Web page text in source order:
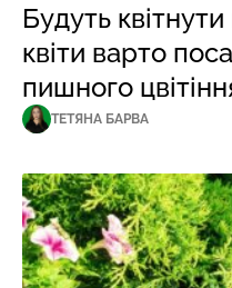
Будуть квітнути
квіти варто
пишного
ТЕТЯНА БАРВА